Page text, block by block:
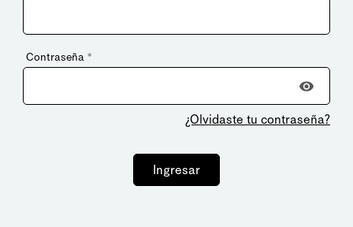
Contraseña *
¿Olvidaste tu contraseña?
Ingresar